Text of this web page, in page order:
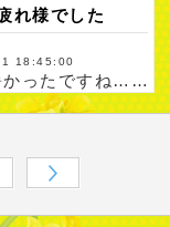
れ様でした
18:45:00
今日も暑かったですね…準備するだけで汗出る本日もご来店お待ち…